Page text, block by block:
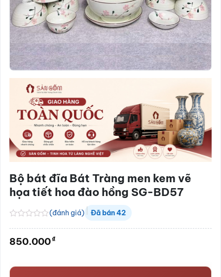
Bộ bát đĩa Bát Tràng men kem vẽ
họa tiết hoa đào hồng SG-BD57
hạng
sao
(đánh giá) Đã bán42
850.000₫